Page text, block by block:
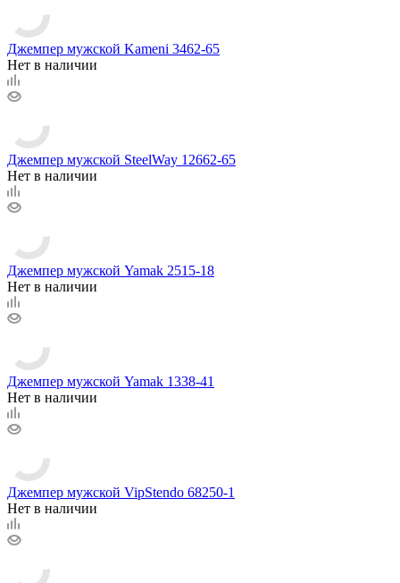
Джемпер мужской Kameni 3462-65
Нет в наличии
Джемпер мужской SteelWay 12662-65
Нет в наличии
Джемпер мужской Yamak 2515-18
Нет в наличии
Джемпер мужской Yamak 1338-41
Нет в наличии
Джемпер мужской VipStendo 68250-1
Нет в наличии